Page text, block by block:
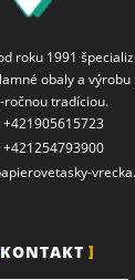
roku 1991
obaly a výrobu
ročnou tradíciou.
+421905615723
+421254793900
KONTAKT